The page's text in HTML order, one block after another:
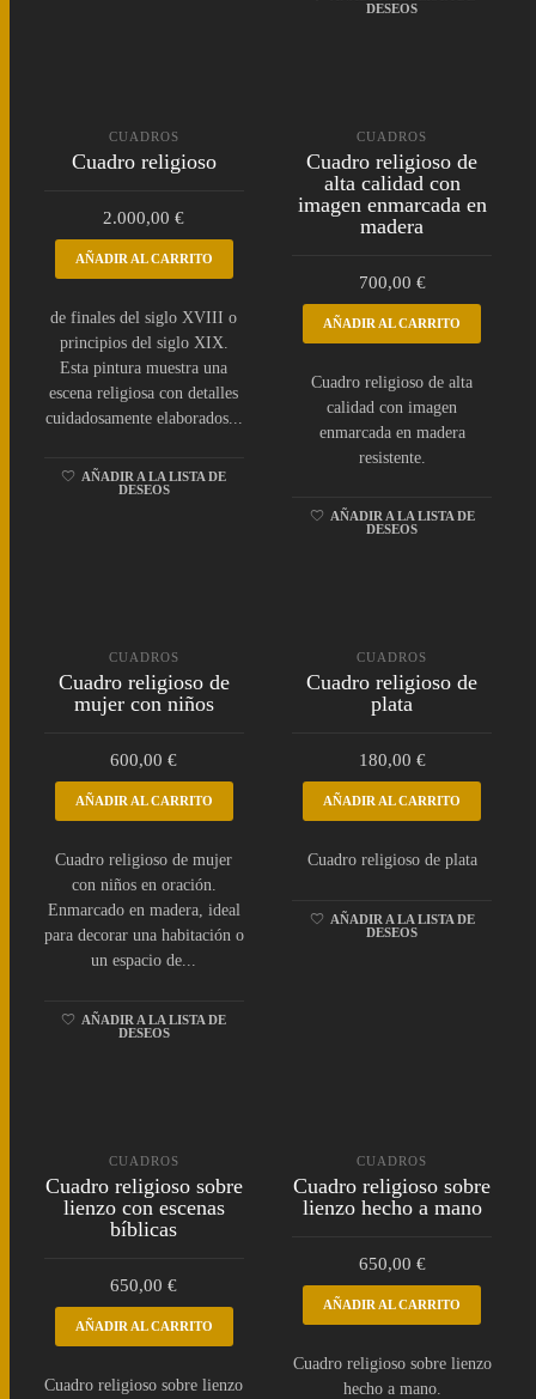
DESEOS
CUADROS
Cuadro religioso
2.000,00€
AÑADIR AL CARRITO
de finales del siglo XVIII o
principios del siglo XIX.
Esta pintura muestra una
escena religiosa con detalles
cuidadosamente elaborados...
AÑADIR A LA LISTA DE
DESEOS
CUADROS
Cuadro religioso de
alta calidad con
imagen enmarcada en
madera
700,00 €
AÑADIR AL CARRITO
Cuadro religioso de alta
calidad con imagen
enmarcada en madera
resistente.
AÑADIR A LA LISTA DE
DESEOS
CUADROS
Cuadro religioso de
mujer con niños
600,00€
AÑADIR AL CARRITO
Cuadro religioso de mujer
con niños en oración.
Enmarcado en madera, ideal
para decorar una habitación o
un espacio de...
AÑADIR A LA LISTA DE
DESEOS
CUADROS
Cuadro religioso de
plata
180,00 €
AÑADIR AL CARRITO
Cuadro religioso de plata
AÑADIR A LA LISTA DE
DESEOS
CUADROS
Cuadro religioso sobre
lienzo con escenas
bíblicas
650,00€
AÑADIR AL CARRITO
Cuadro religioso sobre lienzo
CUADROS
Cuadro religioso sobre
lienzo hecho a mano
650,00 €
AÑADIR AL CARRITO
Cuadro religioso sobre lienzo
hecho a mano.